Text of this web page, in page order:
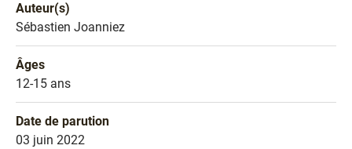
Facebook
!
Auteur(s)
Nom de l'auteur
Sébastien Joanniez
Âges
Âges
12-15 ans
Date de parution
Date de parution
03 juin 2022